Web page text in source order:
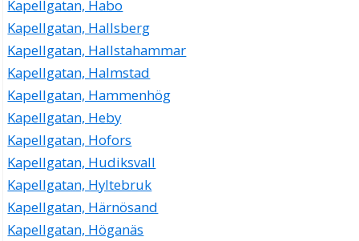
Kapellgatan, Habo
Kapellgatan, Hallsberg
Kapellgatan, Hallstahammar
Kapellgatan, Halmstad
Kapellgatan, Hammenhög
Kapellgatan, Heby
Kapellgatan, Hofors
Kapellgatan, Hudiksvall
Kapellgatan, Hyltebruk
Kapellgatan, Härnösand
Kapellgatan, Höganäs